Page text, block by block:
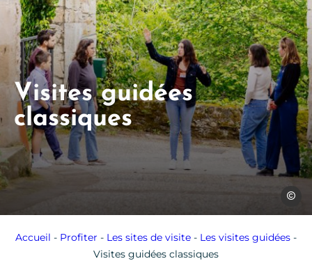
Les
Visites guidées
classiques
Accueil - Profiter - Les sites de visite - Les visites guidées -
Visites guidées classiques